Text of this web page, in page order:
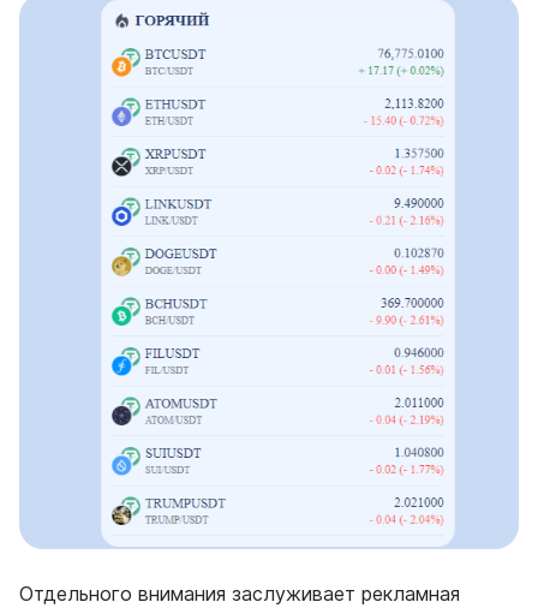
Отдельного внимания заслуживает рекламная